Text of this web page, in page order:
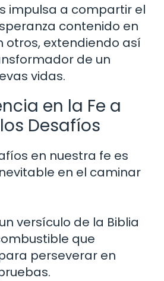
impulsa a compartir el
contenido en
otros, extendiendo así
de un
vidas.
en la Fe a
Desafíos
en nuestra fe es
en el caminar
versículo de la Biblia
que
perseverar en